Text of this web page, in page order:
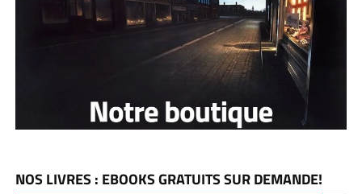
NOS LIVRES : EBOOKS GRATUITS SUR DEMANDE!